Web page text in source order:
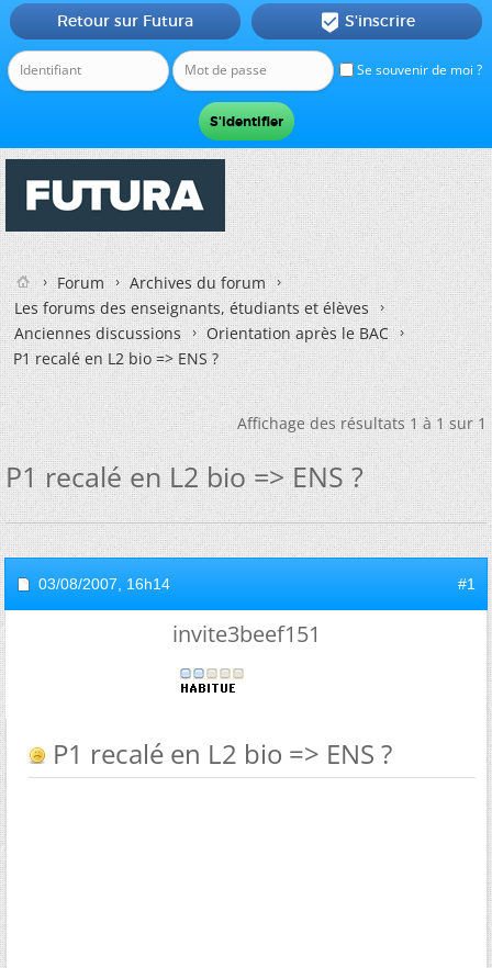
Se souvenir de moi ?
Retour sur Futura  S'inscrire
Forum
Archives du forum
Les forums des enseignants, étudiants et élèves
Anciennes discussions
Orientation après le BAC
P1 recalé en L2 bio => ENS ?
Affichage des résultats 1 à 1 sur 1
P1 recalé en L2 bio => ENS ?
03/08/2007, 16h14 #1
invite3beef151
P1 recalé en L2 bio => ENS ?